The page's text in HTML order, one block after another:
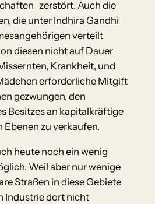
zerstört. Auch die
die unter Indhira Gandhi
verteilt
diesen nicht auf Dauer
Krankheit, und
erforderliche Mitgift
gezwungen, den
Besitzes an kapitalkräftige
Ebenen zu verkaufen.
heute noch ein wenig
Weil aber nur wenige
Straßen in diese Gebiete
Industrie dort nicht